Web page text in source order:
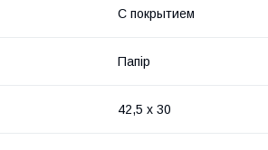
С покрытием
Папір
42,5 х 30